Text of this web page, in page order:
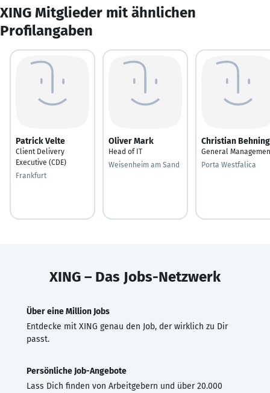
XING Mitglieder mit ähnlichen
Profilangaben
Patrick Velte
Client Delivery
Executive (CDE)
Frankfurt
Oliver Mark
Head of IT
Weisenheim am Sand
Christian Behning
General
Porta Westfalica
XING – Das Jobs-Netzwerk
Über eine Million Jobs
Entdecke mit XING genau den Job, der wirklich zu Dir
passt.
Persönliche Job-Angebote
Lass Dich finden von Arbeitgebern und über 20.000